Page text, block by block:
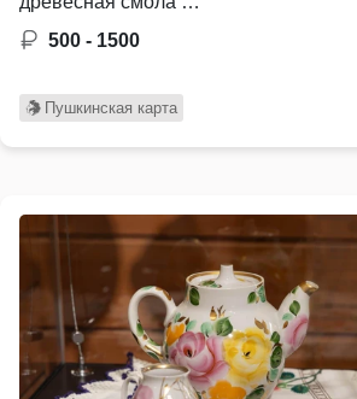
500 - 1500
Пушкинская карта